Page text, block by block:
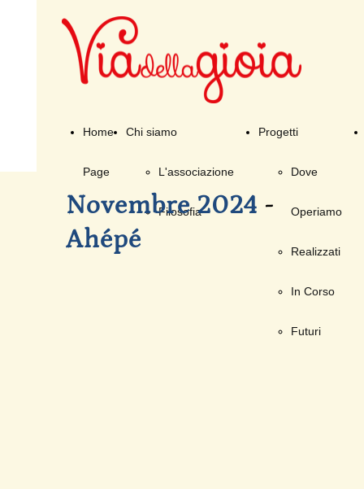
Home
Page
Chi siamo
L'associazione
Filosofia
Progetti
Dove
Operiamo
Realizzati
In Corso
Futuri
Novembre 2024 -
Ahépé